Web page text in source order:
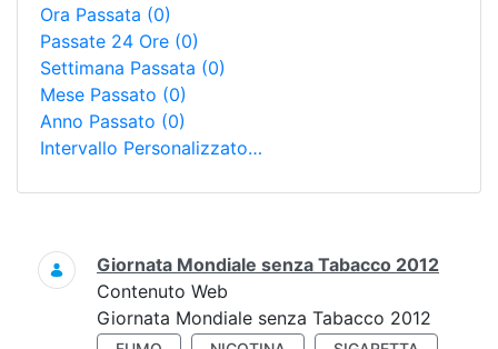
Ora Passata (0)
Passate 24 Ore (0)
Settimana Passata (0)
Mese Passato (0)
Anno Passato (0)
Intervallo Personalizzato…
Ricerca
Giornata Mondiale senza Tabacco 2012
Contenuto Web
Giornata Mondiale senza Tabacco 2012